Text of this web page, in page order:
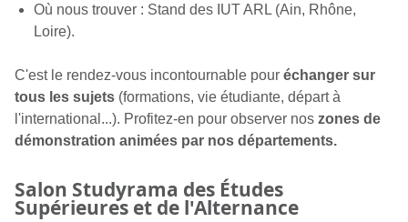
Où nous trouver : Stand des IUT ARL (Ain, Rhône,
Loire).
C'est le rendez-vous incontournable pour échanger sur
tous les sujets (formations, vie étudiante, départ à
l'international...). Profitez-en pour observer nos zones de
démonstration animées par nos départements.
Salon Studyrama des Études
Supérieures et de l'Alternance